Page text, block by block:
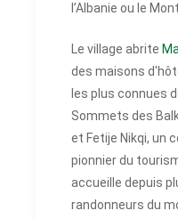
l’Albanie ou le
Le village abrite
des maisons
les plus connues
Sommets des
et Fetije Nikqi, un
pionnier du
accueille depuis
randonneurs du